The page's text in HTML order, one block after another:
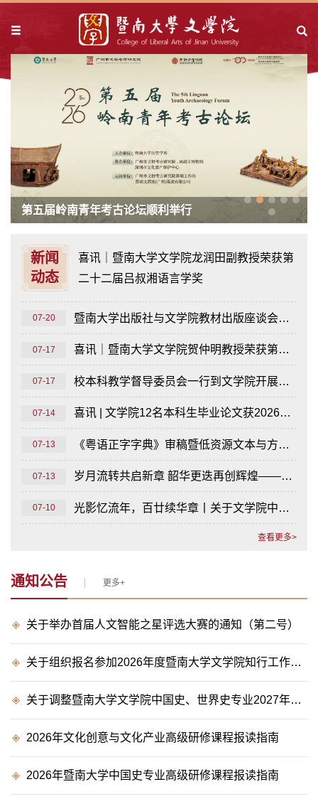
第五届岭南青年考古论坛顺利举行
新闻
动态
喜讯｜暨南大学文学院龙润田副教授荣获第
二十二届吕叔湘语言学奖
07-20 暨南大学出版社与文学院教材出版座谈会顺利举办
07-17 喜讯｜暨南大学文学院贺仲明教授荣获第九届鲁迅文学奖！
07-17 校本科教学督导委员会一行到文学院开展专业发展调研座谈
07-14 喜讯 | 文学院12名本科生毕业论文获2026届暨南大学优秀本科毕业论文（设计）
07-13 《粤语正字字典》审稿暨低资源文本与方言语料库建设研讨会在暨南大学举行
07-13 岁月流转共启新章 韶华更迭再创辉煌——文学院第四十八次学生代表大会召开
07-10 光影忆流年，百廿续华章丨关于文学院中文学科、历史学科百年庆典征集我和暨南文院的故事及老照片的启事
查看更多>
通知公告 更多+
关于举办首届人文智能之星评选大赛的通知（第二号）
关于组织报名参加2026年度暨南大学文学院知行工作坊的通知
关于调整暨南大学文学院中国史、世界史专业2027年全国硕士研究生初试科目的公告
2026年文化创意与文化产业高级研修课程报读指南
2026年暨南大学中国史专业高级研修课程报读指南